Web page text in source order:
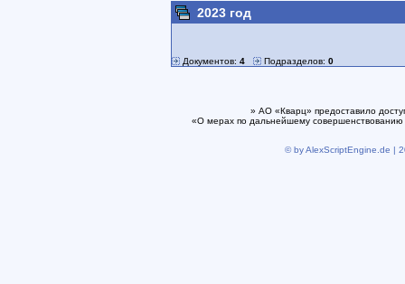
2023 год
Документов: 4 Подразделов: 0
» АО «Кварц» предоставило
«О мерах по дальнейшему совершенствованию
© by AlexScriptEngine.de |